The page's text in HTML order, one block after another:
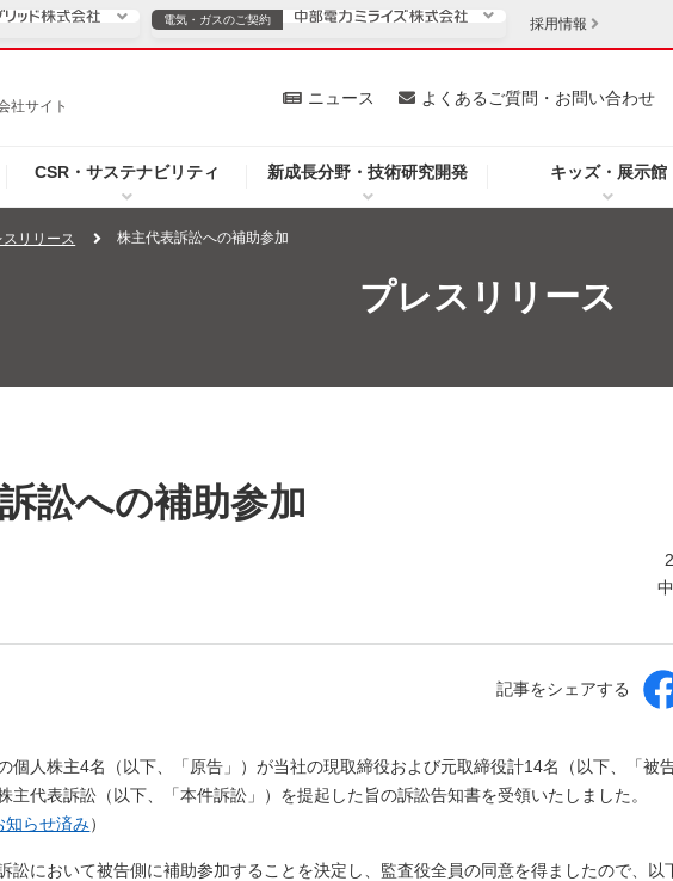
社サイト
CSR・サステナビリティ 新成長分野・技術研究開発 キッズ・展示館
ニュース よくあるご質問・お問い合わせ
ご案内 安定供給
企業情報
電気・ガスのご契約
電気・ガスのご契約
個人のお客さま 法人のお客さま
採用情報
スリリース 株主代表訴訟への補助参加
プレスリリース
訟への補助参加
記事をシェアする
個人株主4名（以下、「原告」）が当社の現取締役および元取締役計14名（以下、「被
主代表訴訟（以下、「本件訴訟」）を提起した旨の訴訟告知書を受領いたしました。
知らせ済み）
訟において被告側に補助参加することを決定し、監査役全員の同意を得ましたので、以